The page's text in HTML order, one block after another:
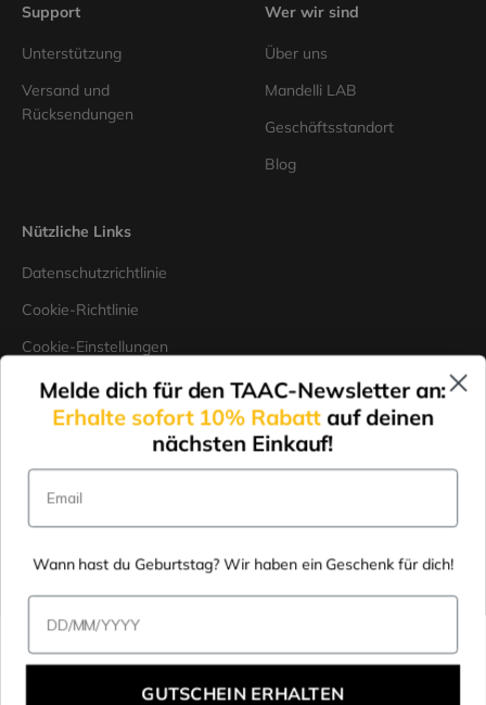
Support
Unterstützung
Versand und
Rücksendungen
Wer wir sind
Über uns
Mandelli LAB
Geschäftsstandort
Blog
Nützliche Links
Datenschutzrichtlinie
Cookie-Richtlinie
Cookie-Einstellungen
Allgemeine
Verkaufsbedingungen
Konformitätsnachweise
Melde dich für den TAAC-Newsletter an:
Erhalte sofort 10% Rabattauf deinen
nächsten Einkauf!
Email
Wann hast du Geburtstag? Wir haben ein Geschenk für dich!
Data di nascita
GUTSCHEIN ERHALTEN